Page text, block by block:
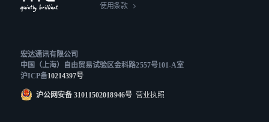
使用条款
宏达通讯有限公司
中国（上海）自由贸易试验区金科路2557号101-A室
沪ICP备10214397号
沪公网安备 31011502018946号营业执照